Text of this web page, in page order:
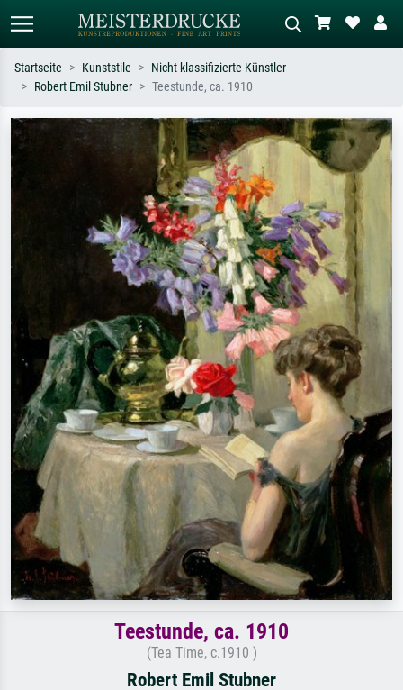
Suchen Sie nach Künstlern, Werktiteln
oder Stilen – z.B. Monet,
Sternennacht, Impressionismus, Welle
Beschreiben Sie die Szene – z.B. Grüne
Wiese, Abstrakt mit viel Rot, Dunkles
Ölgemälde, Stehender Akt neben einem
Startseite Kunststile
Nicht klassifizierte Künstler
Robert Emil Stubner
Teestunde, ca. 1910
Teestunde, ca. 1910
(Tea Time, c.1910 )
Robert Emil Stubner